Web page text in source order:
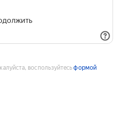
воспользуйтесьформой